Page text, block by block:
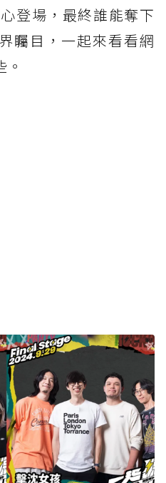
登場，最終誰能奪下
矚目，一起來看看網